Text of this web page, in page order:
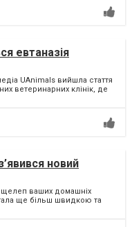
евтаназія
UAnimals вийшла стаття
ветеринарних клінік, де
новий
щелеп ваших домашніх
ще більш швидкою та